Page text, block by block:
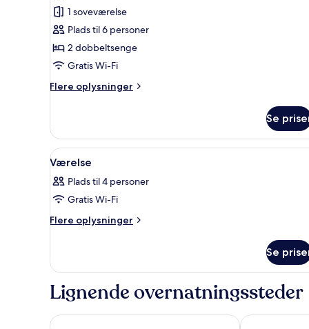
Standardværelse
-
ikke-
ryger
(D)
1 soveværelse
Plads til 6 personer
2 dobbeltsenge
Gratis Wi-Fi
Flere oplysninger
Flere
-
ikke-
ryger
Se
Indlæs
alle
billeder
af
Værelse
Et hotelværelse med to
1
Værelse
Plads til 4 personer
Gratis Wi-Fi
Flere oplysninger
Flere
Se
Lignende overnatningssteder
Nest Hotel Hiroshima Ekimae APA Hotel